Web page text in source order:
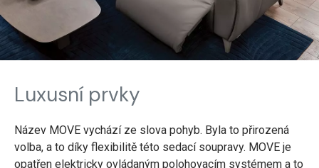
Luxusní prvky
Název MOVE vychází ze slova pohyb. Byla to přirozená
volba, a to díky flexibilitě této sedací soupravy. MOVE je
opatřen elektricky ovládaným polohovacím systémem a to